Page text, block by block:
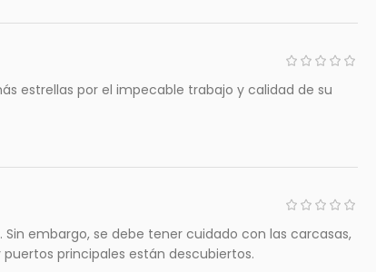
estrellas por el impecable trabajo y calidad de su
embargo, se debe tener cuidado con las carcasas,
principales están descubiertos.